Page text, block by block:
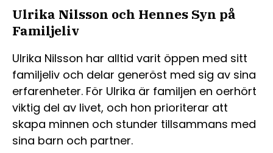
Ulrika Nilsson och Hennes Syn på
Familjeliv
Ulrika Nilsson har alltid varit öppen med sitt
familjeliv och delar generöst med sig av sina
erfarenheter. För Ulrika är familjen en oerhört
viktig del av livet, och hon prioriterar att
skapa minnen och stunder tillsammans med
sina barn och partner.